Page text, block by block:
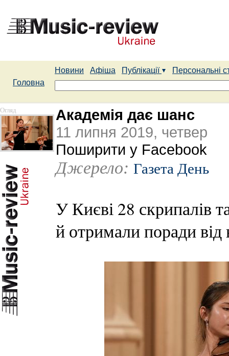
Новини Афіша Публікації
Персональні
Головна
Огляд
Академія дає шанс
11 липня 2019, четвер
Поширити у Facebook
Джерело: Газета День
У Києві 28 скрипалів
й отримали поради від